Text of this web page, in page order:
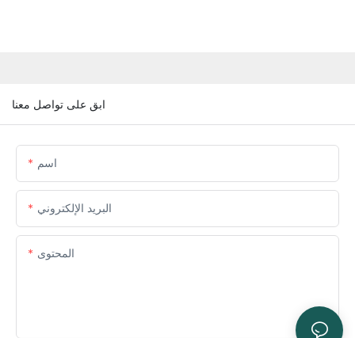
ابق على تواصل معنا
اسم
البريد الإلكتروني
المحتوى